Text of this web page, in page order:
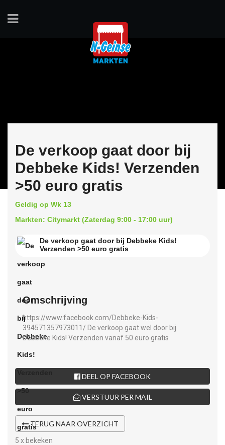
De verkoop gaat door bij
Debbeke Kids! Verzenden
>50 euro gratis
Geldig op Wk 13
Markten: Citymarkt (Zaterdag 9:00 - 17:00 uur)
De verkoop gaat door bij Debbeke Kids!
Verzenden >50 euro gratis
Omschrijving
https://www.facebook.com/Debbeke-Kids-
394571357973011/ De verkoop gaat wel door bij
Debbeke Kids! Verzenden vanaf 50 euro gratis
DEEL OP FACEBOOK
VERSTUUR PER MAIL
TERUG NAAR OVERZICHT
5 x bekeken